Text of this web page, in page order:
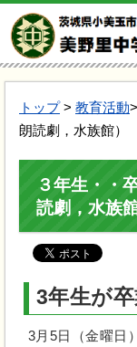
トップ> 教育活動
朗読劇，水族館）
３年生・・
読劇，水族館
3年生が
3月5日（金曜日